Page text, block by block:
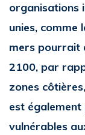
organisations
unies, comme
mers pourrait
2100, par
zones
est
vulnérables